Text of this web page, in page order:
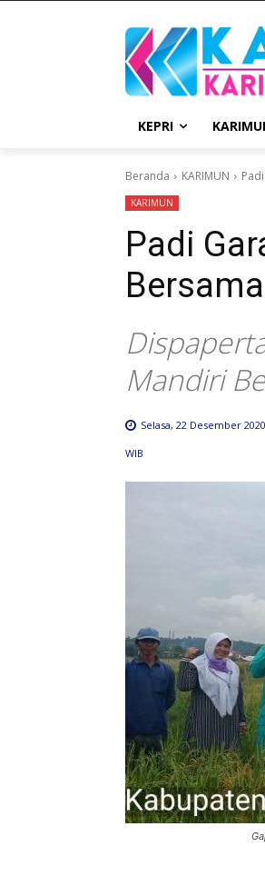
KEPRI
Beranda KARIMUN
KARIMUN
Padi
Mandiri
Selasa, 22 Desember
WIB